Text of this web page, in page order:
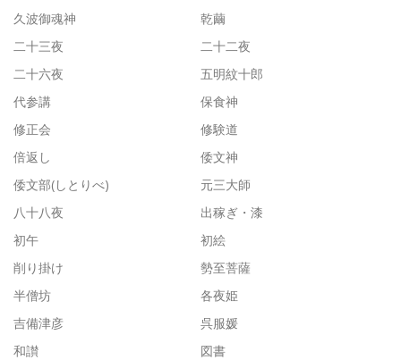
久波御魂神
乾繭
二十三夜
二十二夜
二十六夜
五明紋十郎
代参講
保食神
修正会
修験道
倍返し
倭文神
倭文部(しとりべ)
元三大師
八十八夜
出稼ぎ・漆
初午
初絵
削り掛け
勢至菩薩
半僧坊
各夜姫
吉備津彦
呉服媛
和讃
図書